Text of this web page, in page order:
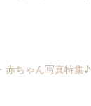
赤ちゃん写真特集♪